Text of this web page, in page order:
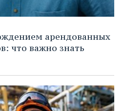
арендованных
что важно знать